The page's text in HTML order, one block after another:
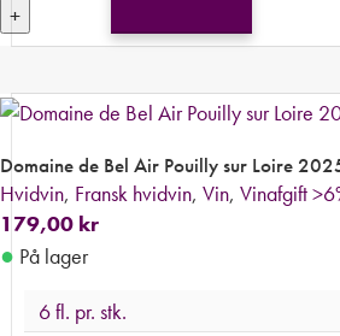
+
Domaine de Bel Air Pouilly sur Loire
Hvidvin, Fransk hvidvin, Vin, Vinafgift
179,00 kr
● På lager
6 fl. pr. stk.